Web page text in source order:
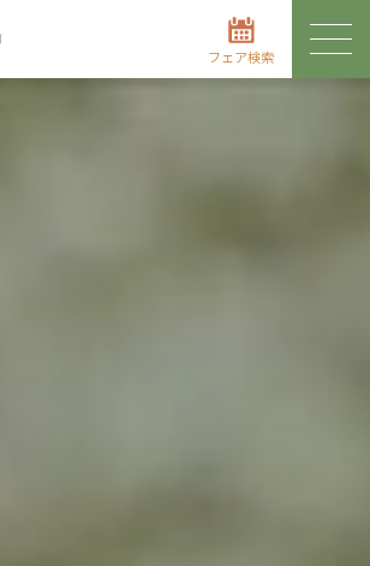
フェア検索